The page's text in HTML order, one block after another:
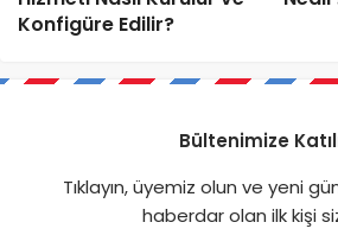
Konfigüre Edilir?
Bültenimize
Tıklayın, üyemiz olun ve yeni
haberdar olan ilk kişi